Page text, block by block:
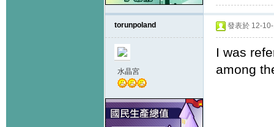
torunpoland
水晶宮
發表於 12-
I was
among